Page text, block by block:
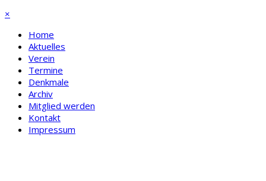
×
Home
Aktuelles
Verein
Termine
Denkmale
Archiv
Mitglied werden
Kontakt
Impressum